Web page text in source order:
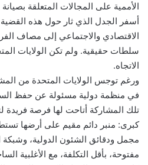
الأممية على المجالات المتعلقة
أسفر الجدل الذي ثار حول هذه
الاقتصادي والاجتماعي إلى مصاف
سلطات حقيقية. ولم تكن الولايات
الاتجاه.
ورغم توجس الولايات المتحدة من
في منظمة دولية مسئولة عن حفظ
تلك المشاركة أتاحت لها فرصة فريدة
كبرى: منبر دائم مقيم على أرضها
مجمل ودقائق الشئون الدولية، وشبكة
مفتوحة، بأقل التكلفة، مع الأغلبية